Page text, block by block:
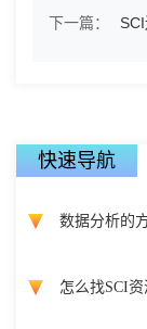
下一篇：
快速导航
数据分析的
怎么找SCI资